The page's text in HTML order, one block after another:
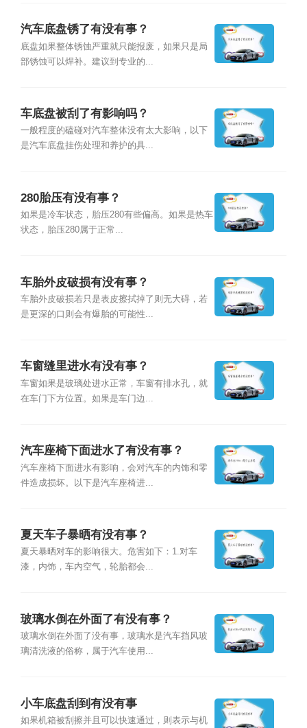
汽车底盘锈了有没有事？
底盘如果整体锈蚀严重就只能报废，如果只是局
部锈蚀可以焊补。建议到专业的...
车底盘被刮了有影响吗？
一般程度的磕碰对汽车整体没有太大影响，以下
是汽车底盘挂伤处理和养护的具...
280胎压有没有事？
如果是冷车状态，胎压280有些偏高。如果是热车
状态，胎压280属于正常...
车胎外皮破损有没有事？
车胎外皮破损若只是表皮擦拭掉了则无大碍，若
是更深的口则会有爆胎的可能性...
车窗缝里进水有没有事？
车窗如果是玻璃处进水正常，车窗有排水孔，就
在车门下方位置。如果是车门边...
汽车座椅下面进水了有没有事？
汽车座椅下面进水有影响，会对汽车的内饰和零
件造成损坏。以下是汽车座椅进...
夏天车子暴晒有没有事？
夏天暴晒对车的影响很大。危害如下：1.对车
漆，内饰，车内空气，轮胎都会...
玻璃水倒在外面了有没有事？
玻璃水倒在外面了没有事，玻璃水是汽车挡风玻
璃清洗液的俗称，属于汽车使用...
小车底盘刮到有没有事
如果机箱被刮擦并且可以快速通过，则表示与机